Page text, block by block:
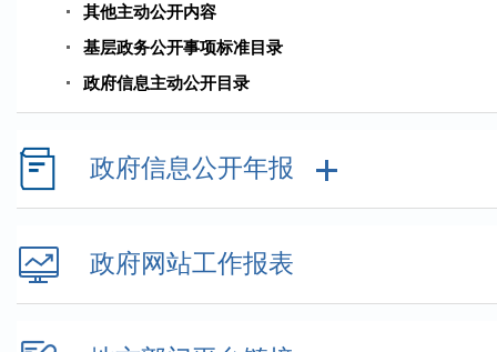
其他主动公开内容
基层政务公开事项标准目录
政府信息主动公开目录
政府信息公开年报
政府网站工作报表